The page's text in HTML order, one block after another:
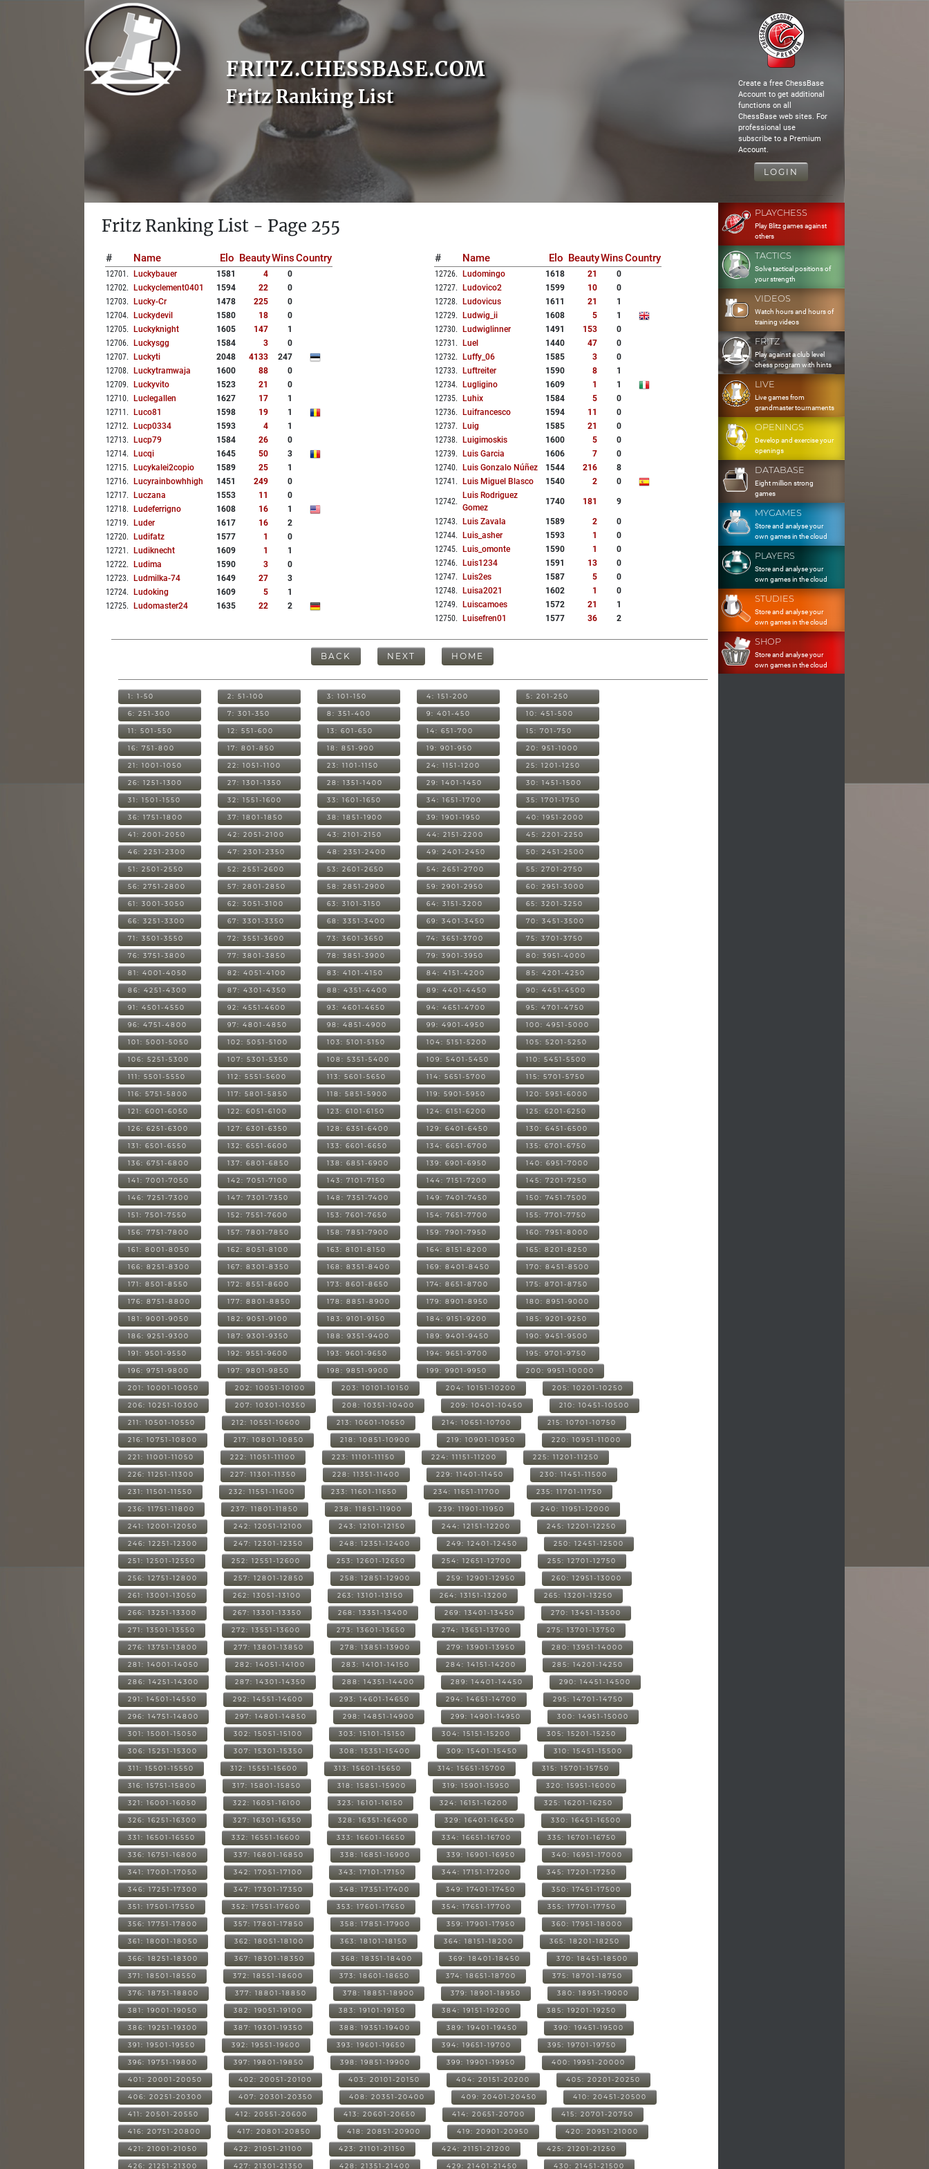
FRITZ.CHESSBASE.COM
Fritz Ranking List
Create a free ChessBase
Account to get additional
functions on all
ChessBase web sites. For
professional use
subscribe to a Premium
Account.
LOGIN
Fritz Ranking List - Page 255
# Name Elo BeautyWinsCountry
12701 . Luckybauer 1581 4
0
12702. Luckyclement0401 1594 22
0
12703. Lucky-Cr 1478 225
0
12704. Luckydevil 1580 18
0
12705. Luckyknight 1605 147
1
12706. Luckysgg 1584 3
0
12707. Luckyti 2048 4133
247
12708. Luckytramwaja 1600 88
0
12709. Luckyvito 1523 21
0
12710. Luclegallen 1627 17
1
12711 . Luco81 1598 19
1
12712. Lucp0334 1593 4
1
12713. Lucp79 1584 26
0
12714. Lucqi 1645 50
3
12715. Lucykalei2copio 1589 25
1
12716. Lucyrainbowhhigh 1451 249
0
12717. Luczana 1553 11
0
12718. Ludeferrigno 1608 16
1
12719. Luder 1617 16
2
12720. Ludifatz 1577 1
0
12721 . Ludiknecht 1609 1
1
12722. Ludima 1590 3
0
12723. Ludmilka-74 1649 27
3
12724. Ludoking 1609 5
1
12725. Ludomaster24 1635 22 2
# Name Elo BeautyWinsCountry
12726. Ludomingo 1618 21
0
12727. Ludovico2 1599 10
0
12728. Ludovicus 1611 21
1
12729. Ludwig_ii 1608 5
1
12730. Ludwiglinner 1491 153
0
12731 . Luel 1440 47
0
12732. Luffy_06 1585 3
0
12733. Luftreiter 1590 8
1
12734. Lugligino 1609 1
1
12735. Luhix 1584 5
0
12736. Luifrancesco 1594 11
0
12737. Luig 1585 21
0
12738. Luigimoskis 1600 5
0
12739. Luis Garcia 1606 7
0
12740. Luis Gonzalo Núñez 1544 216
8
12741 . Luis Miguel Blasco 1540 2 0
12742.
Luis Rodriguez
Gomez
1740 181 9
12743. Luis Zavala 1589 2
0
12744. Luis_asher 1593 1
0
12745. Luis_omonte 1590 1
0
12746. Luis1234 1591 13
0
12747. Luis2es 1587 5
0
12748. Luisa2021 1602 1
0
12749. Luiscamoes 1572 21
1
12750. Luisefren01 1577 36 2
BACK NEXT HOME
1: 1-50 2: 51-100 3: 101-150 4: 151-200 5: 201-250
6: 251-300 7: 301-350 8: 351-400 9: 401-450 10: 451-500
11: 501-550 12: 551-600 13: 601-650 14: 651-700 15: 701-750
16: 751-800 17: 801-850 18: 851-900 19: 901-950 20: 951-1000
21: 1001-1050 22: 1051-1100 23: 1101-1150 24: 1151-1200 25: 1201-1250
26: 1251-1300 27: 1301-1350 28: 1351-1400 29: 1401-1450 30: 1451-1500
31: 1501-1550 32: 1551-1600 33: 1601-1650 34: 1651-1700 35: 1701-1750
36: 1751-1800 37: 1801-1850 38: 1851-1900 39: 1901-1950 40: 1951-2000
41: 2001-2050 42: 2051-2100 43: 2101-2150 44: 2151-2200 45: 2201-2250
46: 2251-2300 47: 2301-2350 48: 2351-2400 49: 2401-2450 50: 2451-2500
51: 2501-2550 52: 2551-2600 53: 2601-2650 54: 2651-2700 55: 2701-2750
56: 2751-2800 57: 2801-2850 58: 2851-2900 59: 2901-2950 60: 2951-3000
61: 3001-3050 62: 3051-3100 63: 3101-3150 64: 3151-3200 65: 3201-3250
66: 3251-3300 67: 3301-3350 68: 3351-3400 69: 3401-3450 70: 3451-3500
71: 3501-3550 72: 3551-3600 73: 3601-3650 74: 3651-3700 75: 3701-3750
76: 3751-3800 77: 3801-3850 78: 3851-3900 79: 3901-3950 80: 3951-4000
81: 4001-4050 82: 4051-4100 83: 4101-4150 84: 4151-4200 85: 4201-4250
86: 4251-4300 87: 4301-4350 88: 4351-4400 89: 4401-4450 90: 4451-4500
91: 4501-4550 92: 4551-4600 93: 4601-4650 94: 4651-4700 95: 4701-4750
96: 4751-4800 97: 4801-4850 98: 4851-4900 99: 4901-4950 100: 4951-5000
101: 5001-5050 102: 5051-5100 103: 5101-5150 104: 5151-5200 105: 5201-5250
106: 5251-5300 107: 5301-5350 108: 5351-5400 109: 5401-5450 110: 5451-5500
111: 5501-5550 112: 5551-5600 113: 5601-5650 114: 5651-5700 115: 5701-5750
116: 5751-5800 117: 5801-5850 118: 5851-5900 119: 5901-5950 120: 5951-6000
121: 6001-6050 122: 6051-6100 123: 6101-6150 124: 6151-6200 125: 6201-6250
126: 6251-6300 127: 6301-6350 128: 6351-6400 129: 6401-6450 130: 6451-6500
131: 6501-6550 132: 6551-6600 133: 6601-6650 134: 6651-6700 135: 6701-6750
136: 6751-6800 137: 6801-6850 138: 6851-6900 139: 6901-6950 140: 6951-7000
141: 7001-7050 142: 7051-7100 143: 7101-7150 144: 7151-7200 145: 7201-7250
146: 7251-7300 147: 7301-7350 148: 7351-7400 149: 7401-7450 150: 7451-7500
151: 7501-7550 152: 7551-7600 153: 7601-7650 154: 7651-7700 155: 7701-7750
156: 7751-7800 157: 7801-7850 158: 7851-7900 159: 7901-7950 160: 7951-8000
161: 8001-8050 162: 8051-8100 163: 8101-8150 164: 8151-8200 165: 8201-8250
166: 8251-8300 167: 8301-8350 168: 8351-8400 169: 8401-8450 170: 8451-8500
171: 8501-8550 172: 8551-8600 173: 8601-8650 174: 8651-8700 175: 8701-8750
176: 8751-8800 177: 8801-8850 178: 8851-8900 179: 8901-8950 180: 8951-9000
181: 9001-9050 182: 9051-9100 183: 9101-9150 184: 9151-9200 185: 9201-9250
186: 9251-9300 187: 9301-9350 188: 9351-9400 189: 9401-9450 190: 9451-9500
191: 9501-9550 192: 9551-9600 193: 9601-9650 194: 9651-9700 195: 9701-9750
196: 9751-9800 197: 9801-9850 198: 9851-9900 199: 9901-9950 200: 9951-10000
201: 10001-10050 202: 10051-10100 203: 10101-10150 204: 10151-10200 205: 10201-10250
206: 10251-10300 207: 10301-10350 208: 10351-10400 209: 10401-10450 210: 10451-10500
211: 10501-10550 212: 10551-10600 213: 10601-10650 214: 10651-10700 215: 10701-10750
216: 10751-10800 217: 10801-10850 218: 10851-10900 219: 10901-10950 220: 10951-11000
221: 11001-11050 222: 11051-11100 223: 11101-11150 224: 11151-11200 225: 11201-11250
226: 11251-11300 227: 11301-11350 228: 11351-11400 229: 11401-11450 230: 11451-11500
231: 11501-11550 232: 11551-11600 233: 11601-11650 234: 11651-11700 235: 11701-11750
236: 11751-11800 237: 11801-11850 238: 11851-11900 239: 11901-11950 240: 11951-12000
241: 12001-12050 242: 12051-12100 243: 12101-12150 244: 12151-12200 245: 12201-12250
246: 12251-12300 247: 12301-12350 248: 12351-12400 249: 12401-12450 250: 12451-12500
251: 12501-12550 252: 12551-12600 253: 12601-12650 254: 12651-12700 255: 12701-12750
256: 12751-12800 257: 12801-12850 258: 12851-12900 259: 12901-12950 260: 12951-13000
261: 13001-13050 262: 13051-13100 263: 13101-13150 264: 13151-13200 265: 13201-13250
266: 13251-13300 267: 13301-13350 268: 13351-13400 269: 13401-13450 270: 13451-13500
271: 13501-13550 272: 13551-13600 273: 13601-13650 274: 13651-13700 275: 13701-13750
276: 13751-13800 277: 13801-13850 278: 13851-13900 279: 13901-13950 280: 13951-14000
281: 14001-14050 282: 14051-14100 283: 14101-14150 284: 14151-14200 285: 14201-14250
286: 14251-14300 287: 14301-14350 288: 14351-14400 289: 14401-14450 290: 14451-14500
291: 14501-14550 292: 14551-14600 293: 14601-14650 294: 14651-14700 295: 14701-14750
296: 14751-14800 297: 14801-14850 298: 14851-14900 299: 14901-14950 300: 14951-15000
301: 15001-15050 302: 15051-15100 303: 15101-15150 304: 15151-15200 305: 15201-15250
306: 15251-15300 307: 15301-15350 308: 15351-15400 309: 15401-15450 310: 15451-15500
311: 15501-15550 312: 15551-15600 313: 15601-15650 314: 15651-15700 315: 15701-15750
316: 15751-15800 317: 15801-15850 318: 15851-15900 319: 15901-15950 320: 15951-16000
321: 16001-16050 322: 16051-16100 323: 16101-16150 324: 16151-16200 325: 16201-16250
326: 16251-16300 327: 16301-16350 328: 16351-16400 329: 16401-16450 330: 16451-16500
331: 16501-16550 332: 16551-16600 333: 16601-16650 334: 16651-16700 335: 16701-16750
336: 16751-16800 337: 16801-16850 338: 16851-16900 339: 16901-16950 340: 16951-17000
341: 17001-17050 342: 17051-17100 343: 17101-17150 344: 17151-17200 345: 17201-17250
346: 17251-17300 347: 17301-17350 348: 17351-17400 349: 17401-17450 350: 17451-17500
351: 17501-17550 352: 17551-17600 353: 17601-17650 354: 17651-17700 355: 17701-17750
356: 17751-17800 357: 17801-17850 358: 17851-17900 359: 17901-17950 360: 17951-18000
361: 18001-18050 362: 18051-18100 363: 18101-18150 364: 18151-18200 365: 18201-18250
366: 18251-18300 367: 18301-18350 368: 18351-18400 369: 18401-18450 370: 18451-18500
371: 18501-18550 372: 18551-18600 373: 18601-18650 374: 18651-18700 375: 18701-18750
376: 18751-18800 377: 18801-18850 378: 18851-18900 379: 18901-18950 380: 18951-19000
381: 19001-19050 382: 19051-19100 383: 19101-19150 384: 19151-19200 385: 19201-19250
386: 19251-19300 387: 19301-19350 388: 19351-19400 389: 19401-19450 390: 19451-19500
391: 19501-19550 392: 19551-19600 393: 19601-19650 394: 19651-19700 395: 19701-19750
396: 19751-19800 397: 19801-19850 398: 19851-19900 399: 19901-19950 400: 19951-20000
401: 20001-20050 402: 20051-20100 403: 20101-20150 404: 20151-20200 405: 20201-20250
406: 20251-20300 407: 20301-20350 408: 20351-20400 409: 20401-20450 410: 20451-20500
411: 20501-20550 412: 20551-20600 413: 20601-20650 414: 20651-20700 415: 20701-20750
416: 20751-20800 417: 20801-20850 418: 20851-20900 419: 20901-20950 420: 20951-21000
421: 21001-21050 422: 21051-21100 423: 21101-21150 424: 21151-21200 425: 21201-21250
426: 21251-21300 427: 21301-21350 428: 21351-21400 429: 21401-21450 430: 21451-21500
PLAYCHESS
Play Blitz games against
others
TACTICS
Solve tactical positions of
your strength
VIDEOS
Watch hours and hours of
training videos
FRITZ
Play against a club level
chess program with hints
LIVE
Live games from
grandmaster tournaments
OPENINGS
Develop and exercise your
openings
DATABASE
Eight million strong
games
MYGAMES
Store and analyse your
own games in the cloud
PLAYERS
Store and analyse your
own games in the cloud
STUDIES
Store and analyse your
own games in the cloud
SHOP
Store and analyse your
own games in the cloud